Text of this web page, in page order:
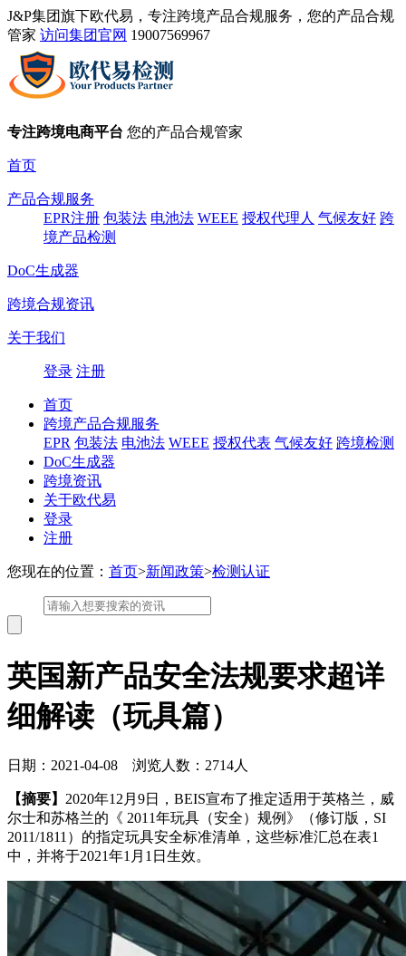
J&P集团旗下欧代易，专注跨境产品合规服务，您的产品合规
管家 访问集团官网 19007569967
专注跨境电商平台 您的产品合规管家
首页
产品合规服务
EPR注册 包装法 电池法 WEEE 授权代理人 气候友好 跨
境产品检测
DoC生成器
跨境合规资讯
关于我们
登录 注册
首页
跨境产品合规服务
EPR 包装法 电池法 WEEE 授权代表 气候友好 跨境检测
DoC生成器
跨境资讯
关于欧代易
登录
注册
您现在的位置： 首页>新闻政策>检测认证
英国新产品安全法规要求超详
细解读（玩具篇）
日期：2021-04-08 浏览人数：2714人
【摘要】 2020年12月9日，BEIS宣布了推定适用于英格兰，威
尔士和苏格兰的《 2011年玩具（安全）规例》（修订版，SI
2011/1811）的指定玩具安全标准清单，这些标准汇总在表1
中，并将于2021年1月1日生效。